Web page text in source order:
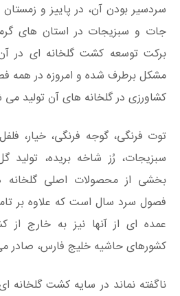
سردسیر بودن آن، در پاییز و
جات و سبزیجات در استان های
برکت توسعه کشت گلخانه ای در
مشکل برطرف شده و امروزه در همه
کشاورزی در گلخانه های آن تولید
توت فرنگی، گوجه فرنگی، خیار،
سبزیجات، رُز شاخه بریده، تولید
بخشی از محصولات اصلی گلخانه
فصول سرد سال است که علاوه بر
عمده ای از آنها نیز به خارج از
کشورهای حاشیه خلیج فارس، صادر
ناگفته نماند در سایه کشت گلخانه